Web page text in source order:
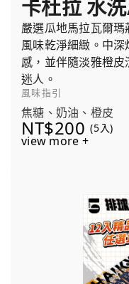
卡杜拉 水
嚴選瓜地馬拉瓦爾瑪
風味乾淨細緻。中
感，並伴隨淡雅橙
迷人。
風味指引
焦糖、奶油、橙皮
NT$200 (5入)
view more +